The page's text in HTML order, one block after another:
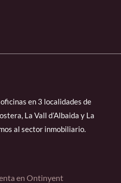
en 3 localidades de
La Vall d’Albaida y La
al sector inmobiliario.
en Ontinyent